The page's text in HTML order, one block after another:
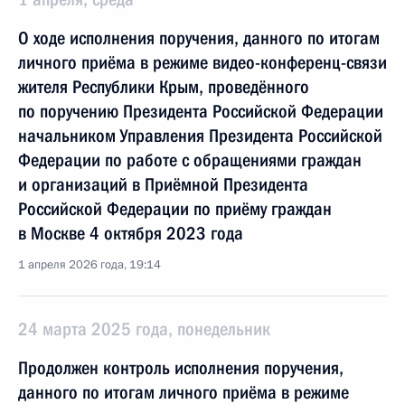
О ходе исполнения поручения, данного по итогам
личного приёма в режиме видео-конференц-связи
жителя Республики Крым, проведённого
по поручению Президента Российской Федерации
начальником Управления Президента Российской
Федерации по работе с обращениями граждан
и организаций в Приёмной Президента
Российской Федерации по приёму граждан
в Москве 4 октября 2023 года
1 апреля 2026 года, 19:14
24 марта 2025 года, понедельник
Продолжен контроль исполнения поручения,
данного по итогам личного приёма в режиме